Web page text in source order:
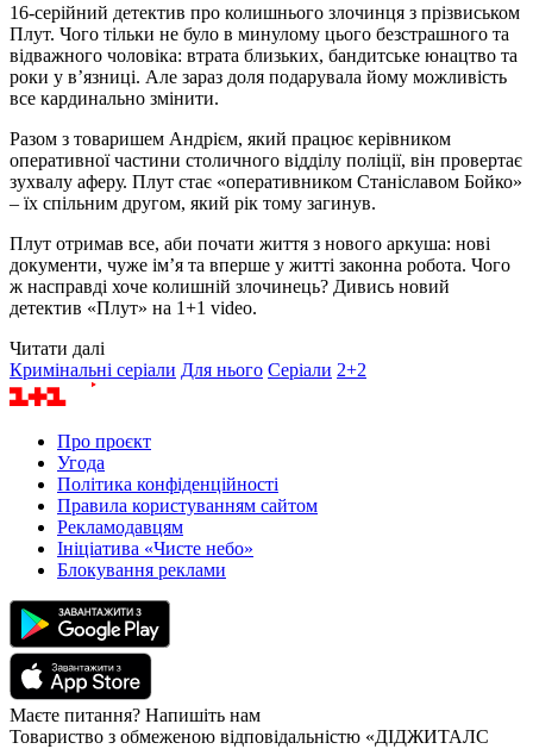
16-серійний детектив про колишнього злочинця з прізвиськом
Плут. Чого тільки не було в минулому цього безстрашного та
відважного чоловіка: втрата близьких, бандитське юнацтво та
роки у в’язниці. Але зараз доля подарувала йому можливість
все кардинально змінити.
Разом з товаришем Андрієм, який працює керівником
оперативної частини столичного відділу поліції, він провертає
зухвалу аферу. Плут стає «оперативником Станіславом Бойко»
– їх спільним другом, який рік тому загинув.
Плут отримав все, аби почати життя з нового аркуша: нові
документи, чуже ім’я та вперше у житті законна робота. Чого
ж насправді хоче колишній злочинець? Дивись новий
детектив «Плут» на 1+1 video.
Читати далі
Кримінальні серіали Для нього Серіали 2+2
Про проєкт
Угода
Політика конфіденційності
Правила користуванням сайтом
Рекламодавцям
Ініціатива «Чисте небо»
Блокування реклами
Маєте питання? Напишіть нам
Товариство з обмеженою відповідальністю «ДІДЖИТАЛС